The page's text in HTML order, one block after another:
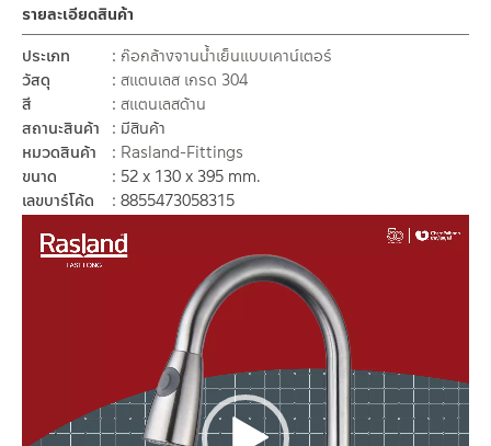
รายละเอียดสินค้า
ประเภท
ก๊อกล้างจานน้ำเย็นแบบเคาน์เตอร์
วัสดุ
สแตนเลส เกรด 304
สี
สแตนเลสด้าน
สถานะสินค้า
มีสินค้า
หมวดสินค้า
Rasland-Fittings
ขนาด
52 x 130 x 395 mm.
เลขบาร์โค้ด
8855473058315
เล่น